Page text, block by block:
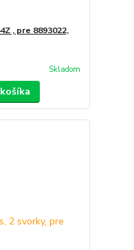
, pre 8893022,
Skladom